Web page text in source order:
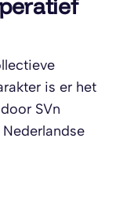
is er het
SVn